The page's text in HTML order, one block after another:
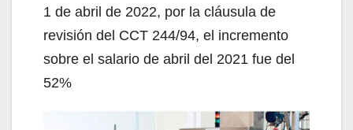
1 de abril de 2022, por la cláusula de
revisión del CCT 244/94, el incremento
sobre el salario de abril del 2021 fue del
52%